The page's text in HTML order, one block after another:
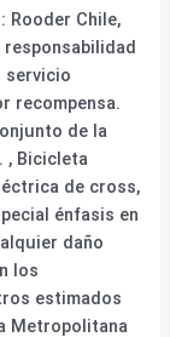
Rooder Chile,
servicio
recompensa.
de la
, Bicicleta
de cross,
énfasis en
daño
los
estimados
Metropolitana